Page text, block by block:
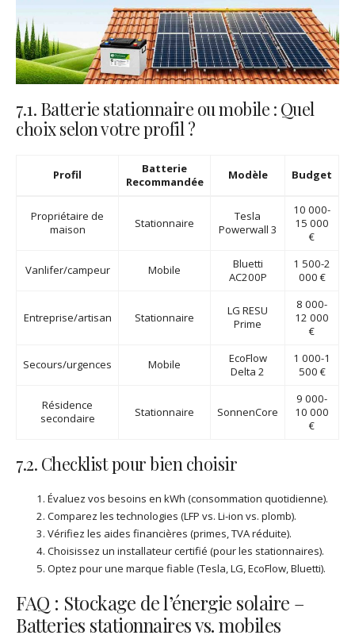
7.1. Batterie stationnaire ou mobile : Quel
choix selon votre profil ?
Profil
Batterie
Recommandée
Modèle Budget
Propriétaire de
maison
Stationnaire
Tesla
Powerwall 3
10 000-
15 000
€
Vanlifer/campeur Mobile
Bluetti
AC200P
1 500-2
000 €
Entreprise/artisan Stationnaire
LG RESU
Prime
8 000-
12 000
€
Secours/urgences Mobile
EcoFlow
Delta 2
1 000-1
500 €
Résidence
secondaire
Stationnaire SonnenCore
9 000-
10 000
€
7.2. Checklist pour bien choisir
Évaluez vos besoins en kWh (consommation quotidienne).
Comparez les technologies (LFP vs. Li-ion vs. plomb).
Vérifiez les aides financières (primes, TVA réduite).
Choisissez un installateur certifié (pour les stationnaires).
Optez pour une marque fiable (Tesla, LG, EcoFlow, Bluetti).
FAQ : Stockage de l’énergie solaire –
Batteries stationnaires vs. mobiles